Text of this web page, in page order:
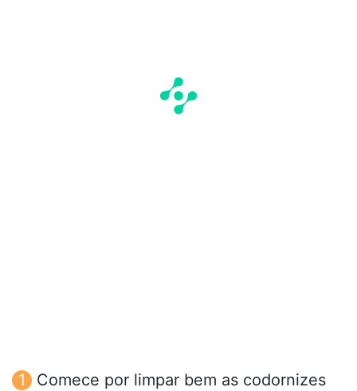
Comece por limpar bem as codornizes